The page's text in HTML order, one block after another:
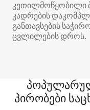
კეთილმოწყობილი
კადრების
განთავსების
ცვლილების დროს.
პირობები